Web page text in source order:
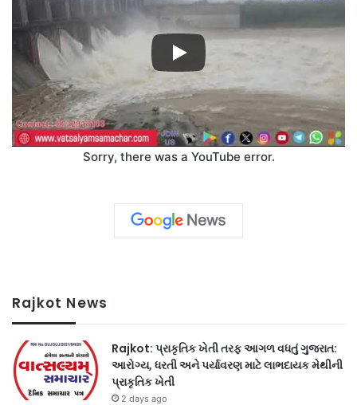
Sorry, there was a YouTube error.
Rajkot News
Rajkot: પ્રાકૃતિક ખેતી તરફ આગળ વધતું ગુજરાત:
આરોગ્ય, ધરતી અને પર્યાવરણ માટે લાભદાયક મેથીની
પ્રાકૃતિક ખેતી
2 days ago